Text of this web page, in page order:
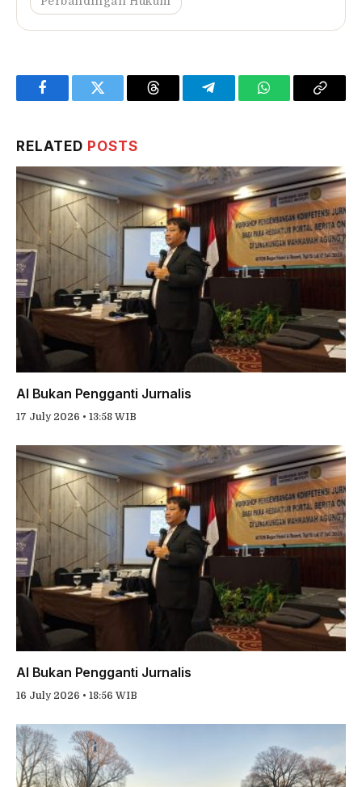
FacebookTwitter Threads TelegramWhatsAppCopy
RELATED POSTS
AI Bukan Pengganti Jurnalis
17 July 2026 • 13:58 WIB
AI Bukan Pengganti Jurnalis
16 July 2026 • 18:56 WIB